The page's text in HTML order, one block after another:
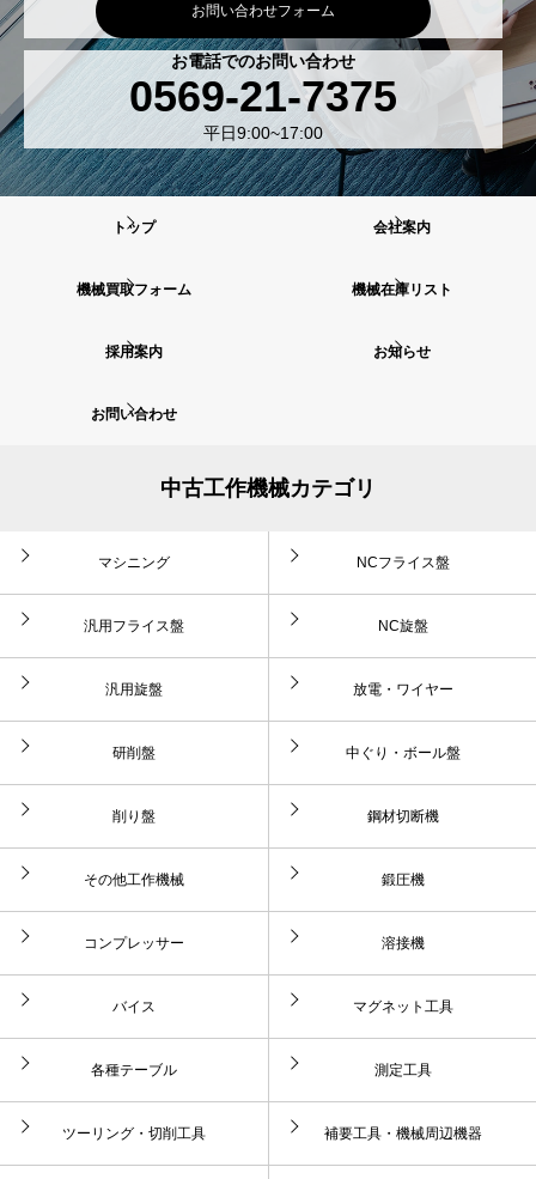
お問い合わせフォーム
お電話でのお問い合わせ
0569-21-7375
平日9:00~17:00
トップ 会社案内
機械買取フォーム 機械在庫リスト
採用案内 お知らせ
お問い合わせ
中古工作機械カテゴリ
マシニング NCフライス盤
汎用フライス盤 NC旋盤
汎用旋盤 放電・ワイヤー
研削盤 中ぐり・ボール盤
削り盤 鋼材切断機
その他工作機械 鍛圧機
コンプレッサー 溶接機
バイス マグネット工具
各種テーブル 測定工具
ツーリング・切削工具 補要工具・機械周辺機器